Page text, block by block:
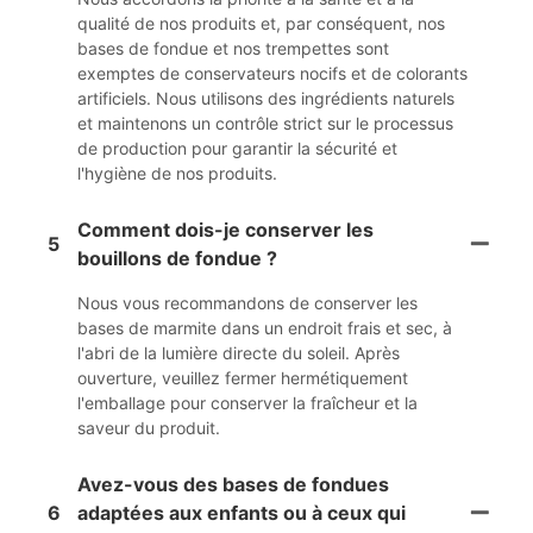
qualité de nos produits et, par conséquent, nos
bases de fondue et nos trempettes sont
exemptes de conservateurs nocifs et de colorants
artificiels. Nous utilisons des ingrédients naturels
et maintenons un contrôle strict sur le processus
de production pour garantir la sécurité et
l'hygiène de nos produits.
5
Comment dois-je conserver les
bouillons de fondue ?
Nous vous recommandons de conserver les
bases de marmite dans un endroit frais et sec, à
l'abri de la lumière directe du soleil. Après
ouverture, veuillez fermer hermétiquement
l'emballage pour conserver la fraîcheur et la
saveur du produit.
6
Avez-vous des bases de fondues
adaptées aux enfants ou à ceux qui